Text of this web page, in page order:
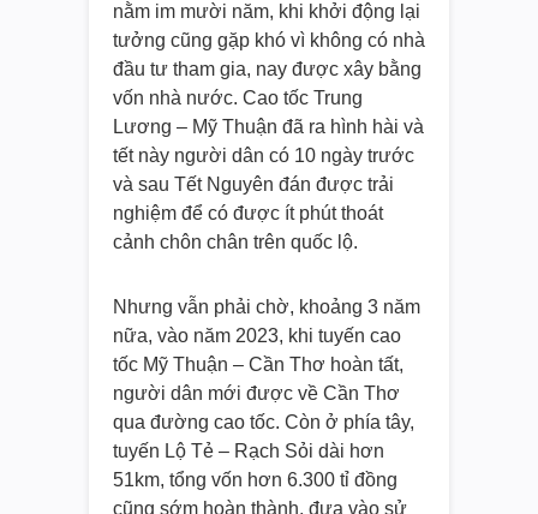
nằm im mười năm, khi khởi động lại
tưởng cũng gặp khó vì không có nhà
đầu tư tham gia, nay được xây bằng
vốn nhà nước. Cao tốc Trung
Lương – Mỹ Thuận đã ra hình hài và
tết này người dân có 10 ngày trước
và sau Tết Nguyên đán được trải
nghiệm để có được ít phút thoát
cảnh chôn chân trên quốc lộ.
Nhưng vẫn phải chờ, khoảng 3 năm
nữa, vào năm 2023, khi tuyến cao
tốc Mỹ Thuận – Cần Thơ hoàn tất,
người dân mới được về Cần Thơ
qua đường cao tốc. Còn ở phía tây,
tuyến Lộ Tẻ – Rạch Sỏi dài hơn
51km, tổng vốn hơn 6.300 tỉ đồng
cũng sớm hoàn thành, đưa vào sử